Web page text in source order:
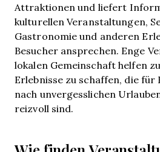
Attraktionen und liefert
kulturellen Veranstaltungen,
Gastronomie und anderen
Besucher ansprechen. Enge
lokalen Gemeinschaft helfen
Erlebnisse zu schaffen, die
nach unvergesslichen
reizvoll sind.